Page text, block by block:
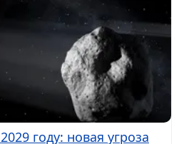
году: новая угроза